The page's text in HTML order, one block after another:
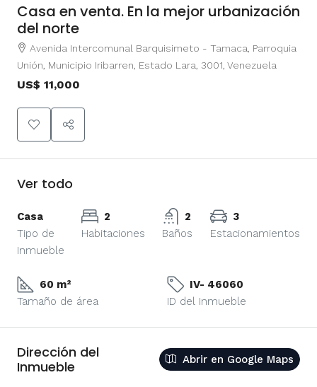
Casa en venta. En la mejor urbanización
del norte
Avenida Intercomunal Barquisimeto - Tamaca, Parroquia
Unión, Municipio Iribarren, Estado Lara, 3001, Venezuela
US$ 11,000
Ver todo
Casa
Tipo de
Inmueble
2
Habitaciones
2
Baños
3
Estacionamientos
60 m²
Tamaño de área
IV- 46060
ID del Inmueble
Dirección del
Inmueble
Abrir en Google Maps